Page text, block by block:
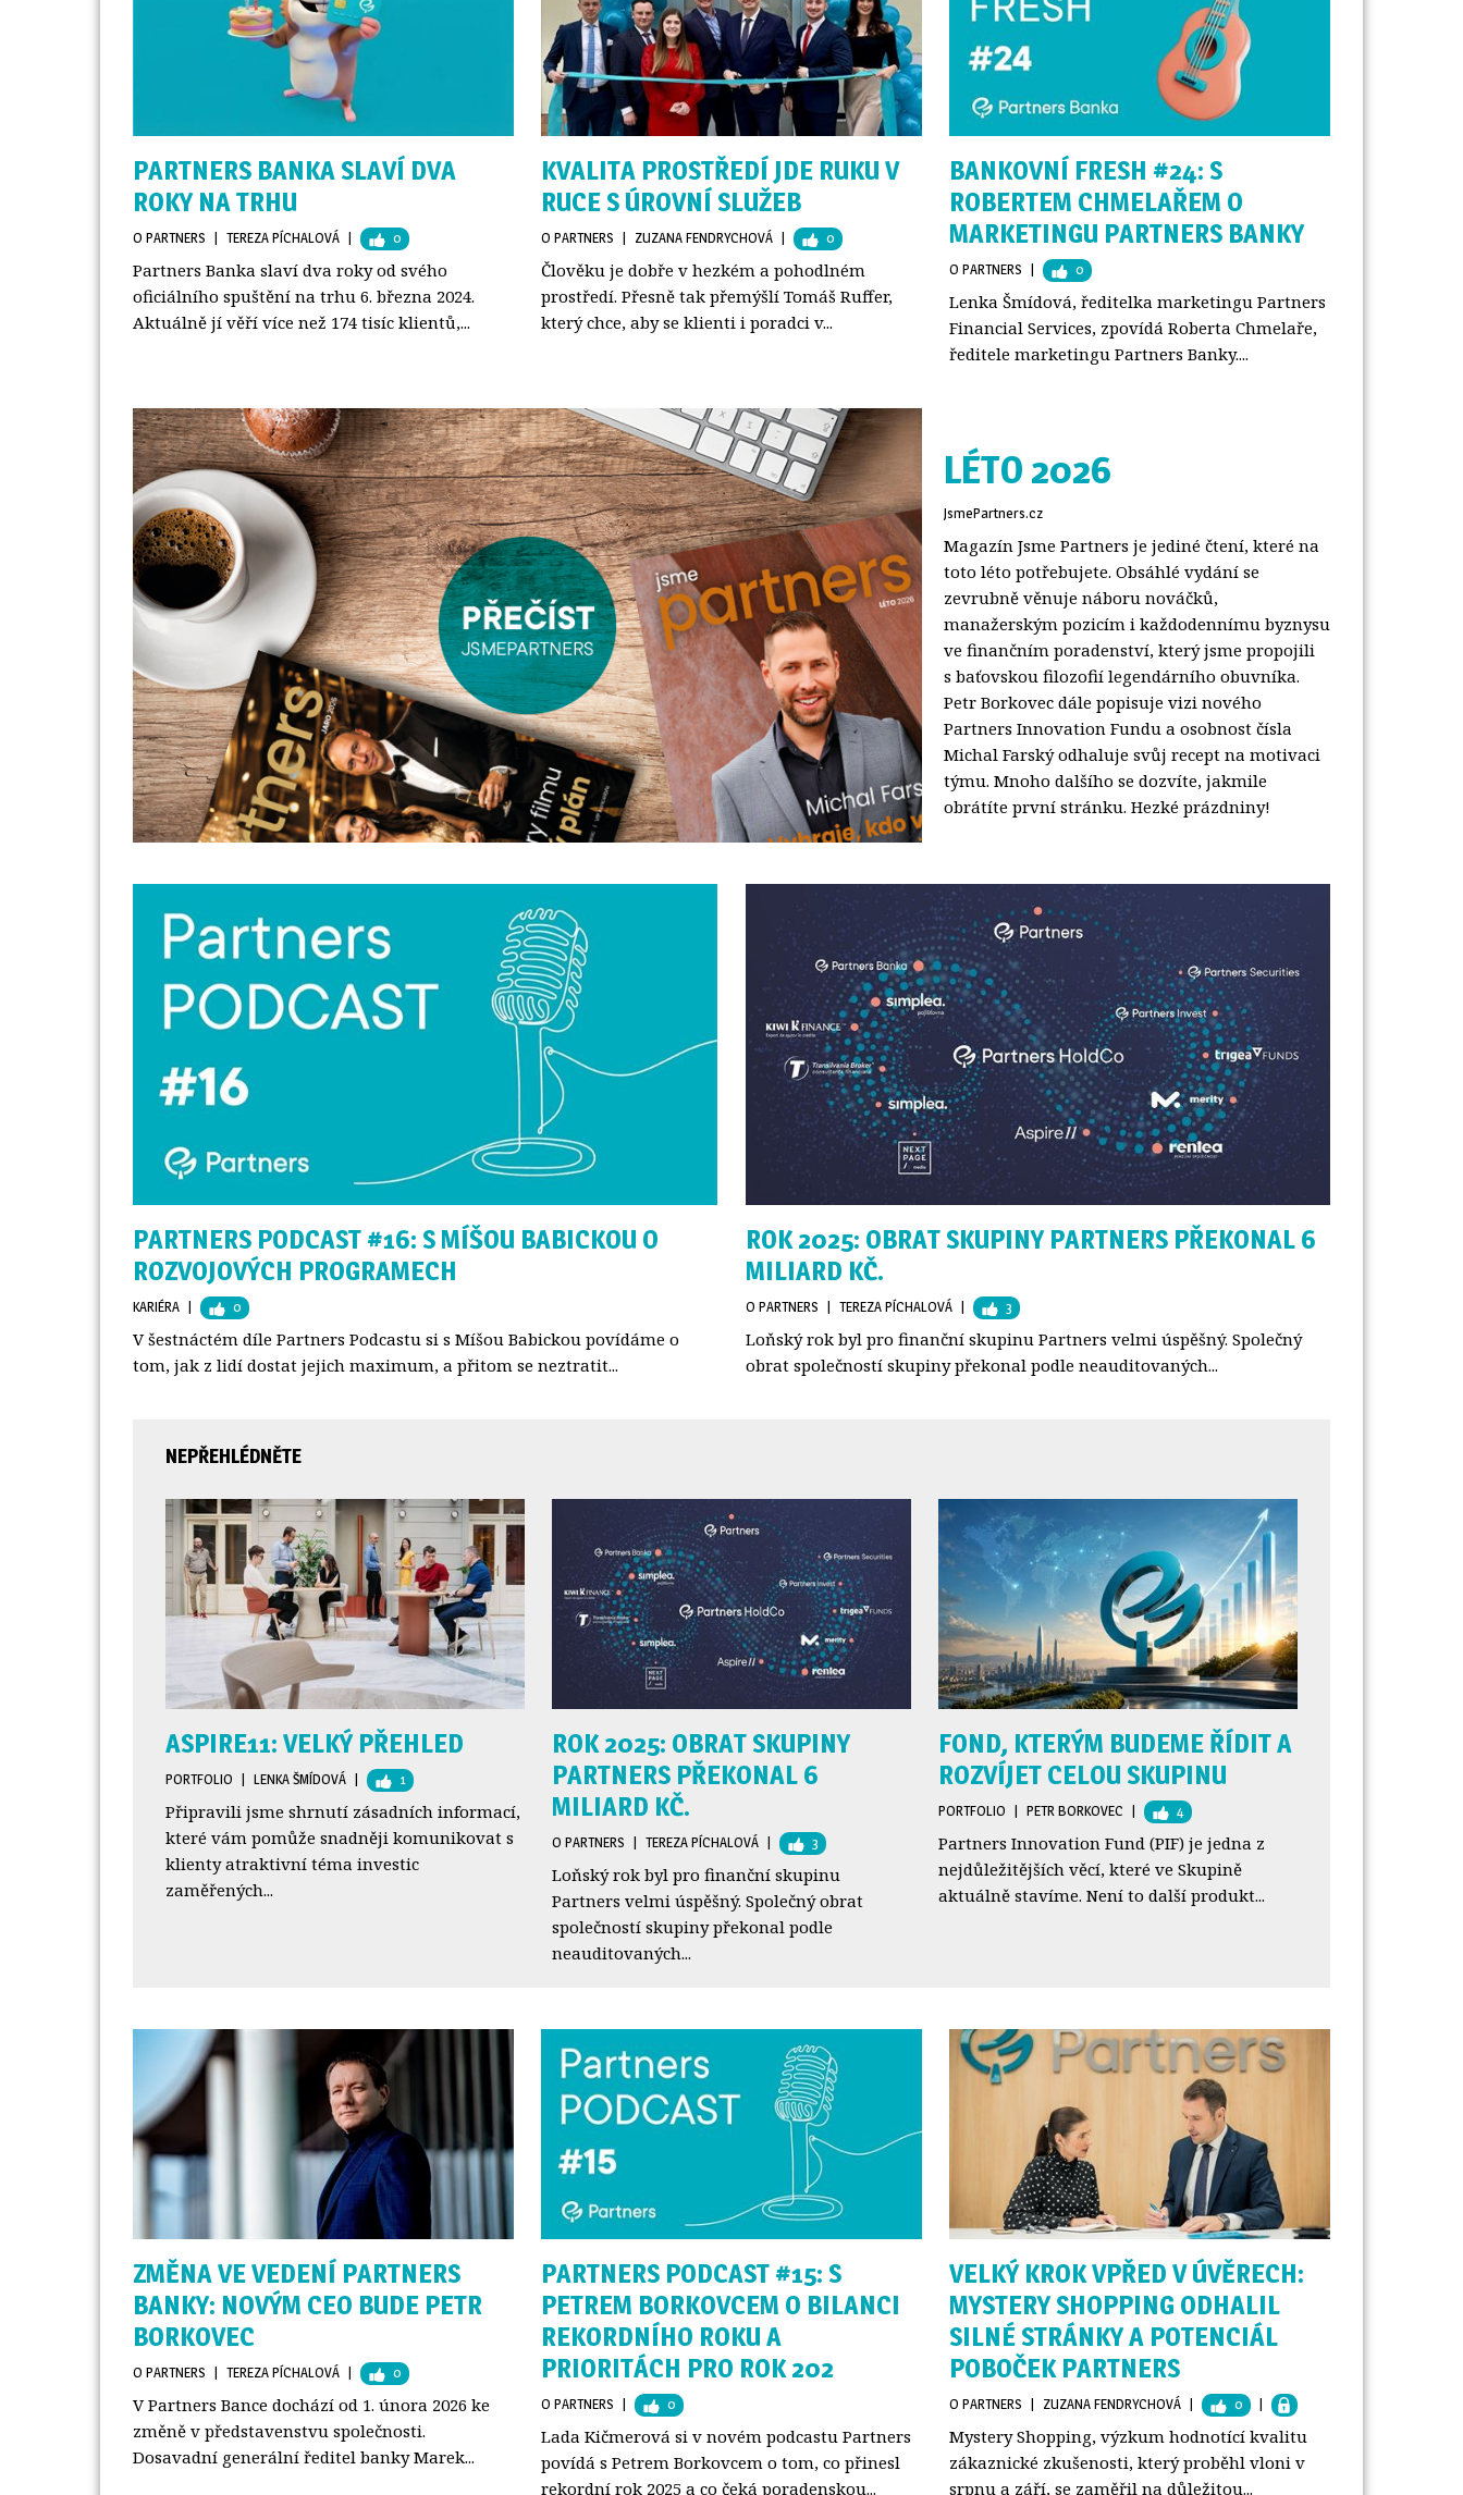
PARTNERS BANKA SLAVÍ DVA
ROKY NA TRHU
O PARTNERS | TEREZA PÍCHALOVÁ | 0
Partners Banka slaví dva roky od svého
oficiálního spuštění na trhu 6. března 2024.
Aktuálně jí věří více než 174 tisíc klientů,...
KVALITA PROSTŘEDÍ JDE RUKU V
RUCE S ÚROVNÍ SLUŽEB
O PARTNERS | ZUZANA FENDRYCHOVÁ | 0
Člověku je dobře v hezkém a pohodlném
prostředí. Přesně tak přemýšlí Tomáš Ruffer,
který chce, aby se klienti i poradci v...
BANKOVNÍ FRESH #24: S
ROBERTEM CHMELAŘEM O
MARKETINGU PARTNERS BANKY
O PARTNERS | 0
Lenka Šmídová, ředitelka marketingu Partners
Financial Services, zpovídá Roberta Chmelaře,
ředitele marketingu Partners Banky....
LÉTO 2026
JsmePartners.cz
Magazín Jsme Partners je jediné čtení, které na
toto léto potřebujete. Obsáhlé vydání se
zevrubně věnuje náboru nováčků,
manažerským pozicím i každodennímu byznysu
ve finančním poradenství, který jsme propojili
s baťovskou filozofií legendárního obuvníka.
Petr Borkovec dále popisuje vizi nového
Partners Innovation Fundu a osobnost čísla
Michal Farský odhaluje svůj recept na motivaci
týmu. Mnoho dalšího se dozvíte, jakmile
obrátíte první stránku. Hezké prázdniny!
PARTNERS PODCAST #16: S MÍŠOU BABICKOU O
ROZVOJOVÝCH PROGRAMECH
KARIÉRA | 0
V šestnáctém díle Partners Podcastu si s Míšou Babickou povídáme o
tom, jak z lidí dostat jejich maximum, a přitom se neztratit...
ROK 2025: OBRAT SKUPINY PARTNERS PŘEKONAL 6
MILIARD KČ.
O PARTNERS | TEREZA PÍCHALOVÁ | 3
Loňský rok byl pro finanční skupinu Partners velmi úspěšný. Společný
obrat společností skupiny překonal podle neauditovaných...
NEPŘEHLÉDNĚTE
ASPIRE11: VELKÝ PŘEHLED
PORTFOLIO | LENKA ŠMÍDOVÁ | 1
Připravili jsme shrnutí zásadních informací,
které vám pomůže snadněji komunikovat s
klienty atraktivní téma investic
zaměřených...
ROK 2025: OBRAT SKUPINY
PARTNERS PŘEKONAL 6
MILIARD KČ.
O PARTNERS | TEREZA PÍCHALOVÁ | 3
Loňský rok byl pro finanční skupinu
Partners velmi úspěšný. Společný obrat
společností skupiny překonal podle
neauditovaných...
FOND, KTERÝM BUDEME ŘÍDIT A
ROZVÍJET CELOU SKUPINU
PORTFOLIO | PETR BORKOVEC | 4
Partners Innovation Fund (PIF) je jedna z
nejdůležitějších věcí, které ve Skupině
aktuálně stavíme. Není to další produkt...
ZMĚNA VE VEDENÍ PARTNERS
BANKY: NOVÝM CEO BUDE PETR
BORKOVEC
O PARTNERS | TEREZA PÍCHALOVÁ | 0
V Partners Bance dochází od 1. února 2026 ke
změně v představenstvu společnosti.
Dosavadní generální ředitel banky Marek...
PARTNERS PODCAST #15: S
PETREM BORKOVCEM O BILANCI
REKORDNÍHO ROKU A
PRIORITÁCH PRO ROK 202
O PARTNERS | 0
Lada Kičmerová si v novém podcastu Partners
povídá s Petrem Borkovcem o tom, co přinesl
rekordní rok 2025 a co čeká poradenskou...
VELKÝ KROK VPŘED V ÚVĚRECH:
MYSTERY SHOPPING ODHALIL
SILNÉ STRÁNKY A POTENCIÁL
POBOČEK PARTNERS
O PARTNERS | ZUZANA FENDRYCHOVÁ | 0 |
Mystery Shopping, výzkum hodnotící kvalitu
zákaznické zkušenosti, který proběhl vloni v
srpnu a září, se zaměřil na důležitou...